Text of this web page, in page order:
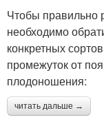
Чтобы правильно
необходимо
конкретных
промежуток от
плодоношения:
читать дальше →